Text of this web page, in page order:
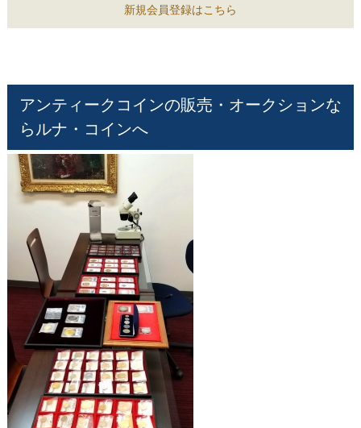
新規会員登録はこちら
アンティークコインの販売・オークションな
らルナ・コインへ